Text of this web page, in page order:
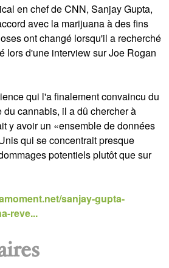
en chef de CNN, Sanjay Gupta,
avec la marijuana à des fins
ont changé lorsqu'il a recherché
lors d'une interview sur Joe Rogan
qui l'a finalement convaincu du
cannabis, il a dû chercher à
y avoir un «ensemble de données
qui se concentrait presque
potentiels plutôt que sur
sanjay-gupta-
reve...